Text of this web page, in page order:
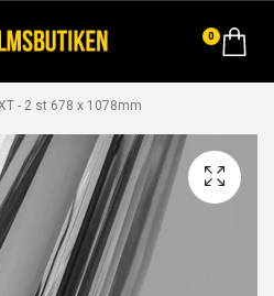
0
- 2 st 678 x 1078mm